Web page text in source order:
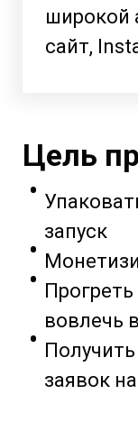
широкой
сайт,
Цель
запуск
вовлечь
заявок